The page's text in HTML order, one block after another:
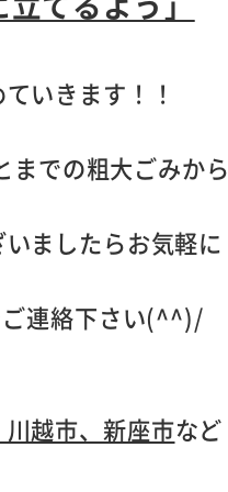
いきます！！
までの粗大ごみから
ましたらお気軽に
連絡下さい(^^)/
越市、新座市など